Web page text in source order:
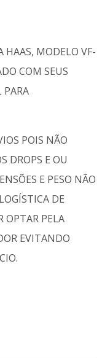
HAAS, MODELO VF-
COM SEUS
PARA
POIS NÃO
DROPS E OU
E PESO NÃO
DE
OPTAR PELA
EVITANDO